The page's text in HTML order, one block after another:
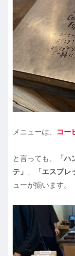
メニューは、 コー
と言っても、 「
テ」 、 「エスプ
ューが揃います。